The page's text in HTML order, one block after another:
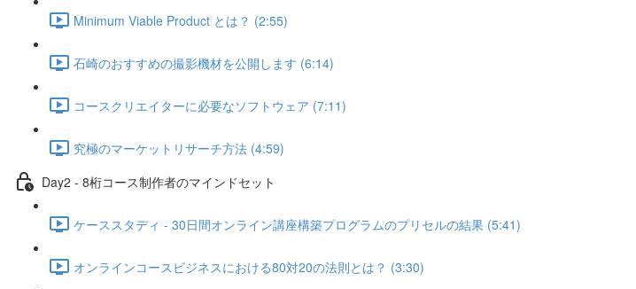
Minimum Viable Product とは？ (2:55)
石崎のおすすめの撮影機材を公開します (6:14)
コースクリエイターに必要なソフトウェア (7:11)
究極のマーケットリサーチ方法 (4:59)
Day2 - 8桁コース制作者のマインドセット
ケーススタディ - 30日間オンライン講座構築プログラムのプリセルの結果 (5:41)
オンラインコースビジネスにおける80対20の法則とは？ (3:30)